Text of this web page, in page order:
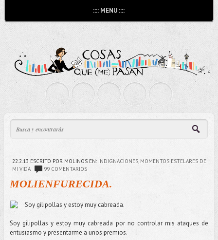
:::: MENU ::::
22.2.13 ESCRITO POR MOLINOS EN: INDIGNACIONES, MOMENTOS ESTELARES DE
MI VIDA
99 COMENTARIOS
MOLIENFURECIDA.
Soy gilipollas y estoy muy cabreada.
Soy gilipollas y estoy muy cabreada por no controlar mis ataques de
entusiasmo y presentarme a unos premios.